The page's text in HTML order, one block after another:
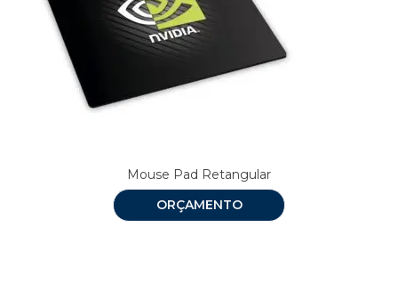
Mouse Pad Retangular
ORÇAMENTO